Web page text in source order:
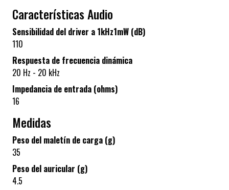
Características Audio
Sensibilidad del driver a 1kHz1mW (dB)
110
Respuesta de frecuencia dinámica
20 Hz - 20 kHz
Impedancia de entrada (ohms)
16
Medidas
Peso del maletín de carga (g)
35
Peso del auricular (g)
4.5